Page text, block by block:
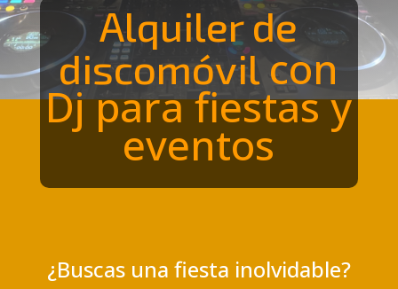
Alquiler de
discomóvilcon
Dj para fiestas y
eventos
¿Buscas una fiesta inolvidable?